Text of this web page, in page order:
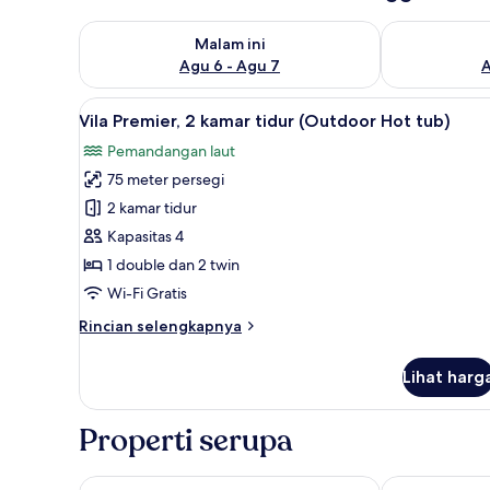
Malam ini
Agu 6 - Agu 7
Periksa ketersediaan untuk malam ini Agu 6 - Agu 7
Periksa
Lihat
semua
foto
untuk
Vila
Premier,
2
kamar
(Outdoor
Vila Premier, 2 kamar tidur
8
Vila Premier, 2 kamar tidur (Outdoor Hot tub)
Pemandangan laut
75 meter persegi
2 kamar tidur
Kapasitas 4
1 double dan 2 twin
Wi-Fi Gratis
Rincian selengkapnya
Rincian
Vila
2
tidur
Lihat
Properti serupa